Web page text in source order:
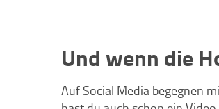
Und wenn die
Auf Social Media begegnen